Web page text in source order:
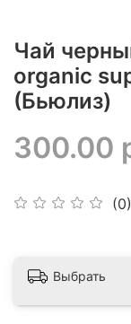
Чай
organic
(Бьюлиз)
(0)
300.00
Выбрать